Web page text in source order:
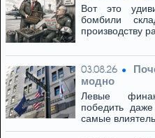
Вот это
бомбили
производству
03.08.26
модно
Левые
победить
самые